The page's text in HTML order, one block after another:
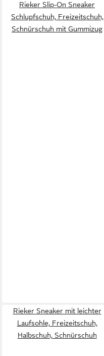
Rieker Slip-On Sneaker
Schlupfschuh, Freizeitschuh,
Schnürschuh mit Gummizug
Rieker Sneaker mit leichter
Laufsohle, Freizeitschuh,
Halbschuh, Schnürschuh